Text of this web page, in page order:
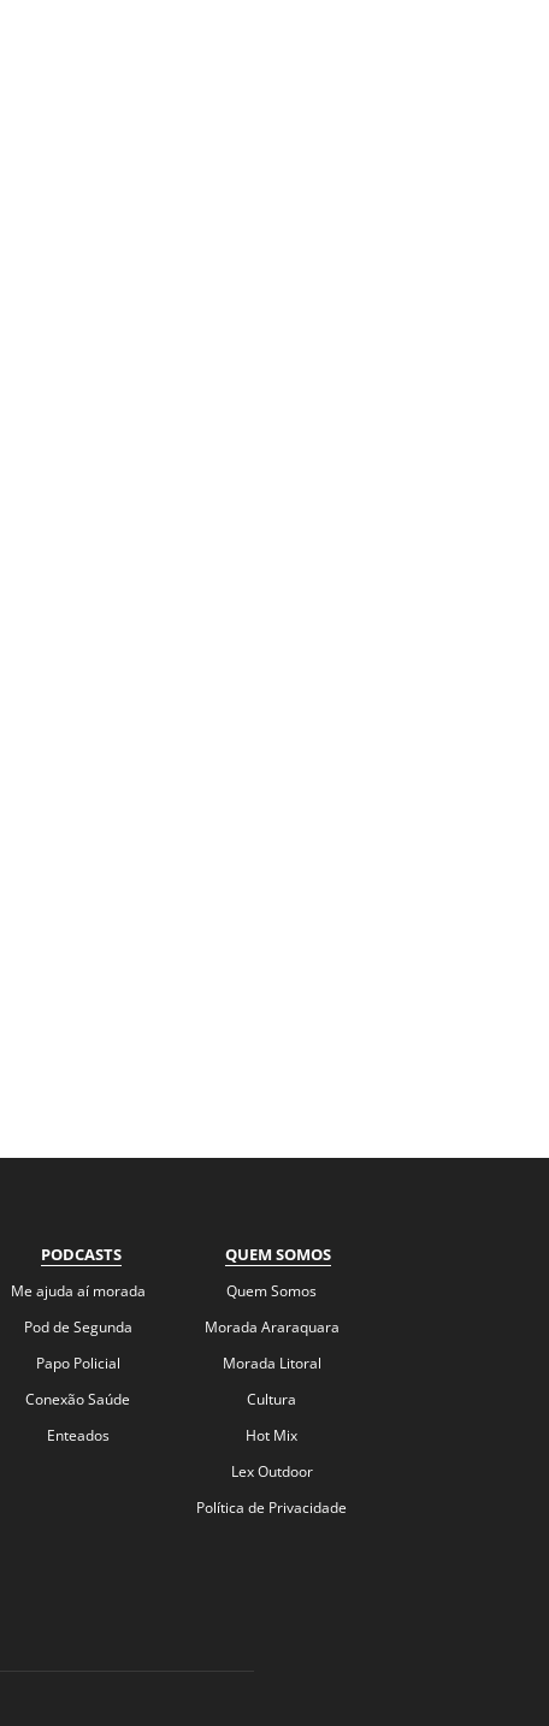
PODCASTS
Me ajuda aí morada
Pod de Segunda
Papo Policial
Conexão Saúde
Enteados
QUEM SOMOS
Quem Somos
Morada Araraquara
Morada Litoral
Cultura
Hot Mix
Lex Outdoor
Política de Privacidade